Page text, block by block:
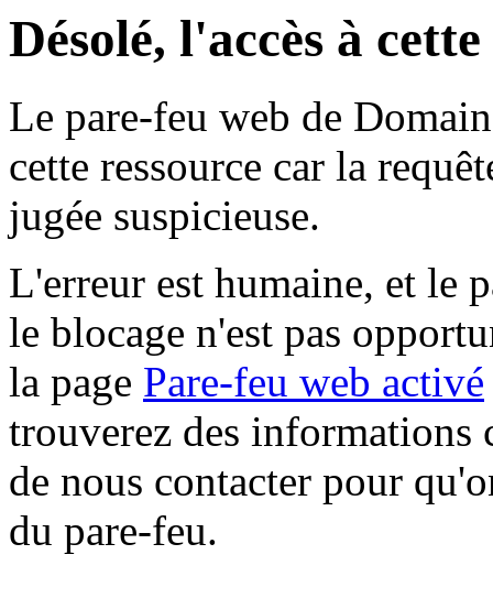
Désolé, l'accès à
Le pare-feu web de
cette ressource car la
jugée suspicieuse.
L'erreur est humaine, et le
le blocage n'est pas
la page Pare-feu web activé
trouverez des informations
de nous contacter pour
du pare-feu.